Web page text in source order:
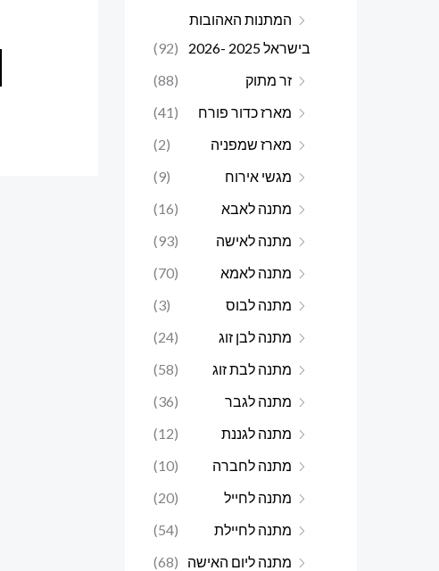
המתנות האהובות
בישראל 2025 -2026
(92)
זר מתוק
(88)
מארז כדור פורח
(41)
מארז שמפניה
(2)
מגשי אירוח
(9)
מתנה לאבא
(16)
מתנה לאישה
(93)
מתנה לאמא
(70)
מתנה לבוס
(3)
מתנה לבן זוג
(24)
מתנה לבת זוג
(58)
מתנה לגבר
(36)
מתנה לגננת
(12)
מתנה לחברה
(10)
מתנה לחייל
(20)
מתנה לחיילת
(54)
מתנה ליום האישה
(68)